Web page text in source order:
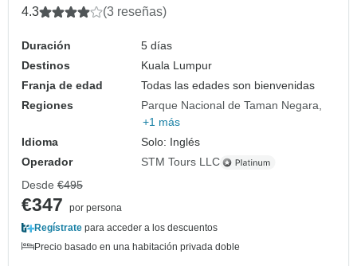
4.3 (3 reseñas)
Duración
5 días
Destinos
Kuala Lumpur
Franja de edad
Todas las edades son bienvenidas
Regiones
Parque Nacional de Taman Negara
+1 más
Idioma
Solo: Inglés
Operador
STM Tours LLC
Desde €495
€347
por persona
Regístrate para acceder a los descuentos
Precio basado en una habitación privada doble